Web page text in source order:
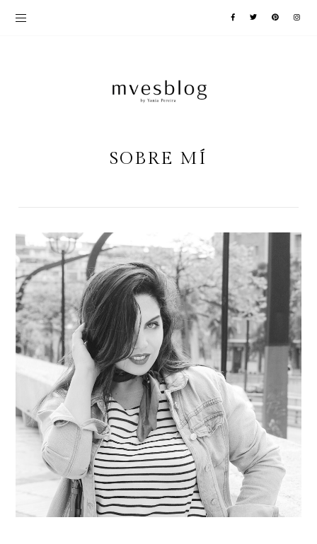
SOBRE MÍ